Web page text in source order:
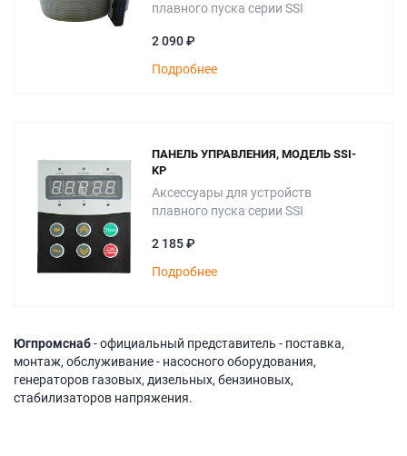
плавного пуска серии SSI
2 090 ₽
Подробнее
ПАНЕЛЬ УПРАВЛЕНИЯ, МОДЕЛЬ SSI-
KP
Аксессуары для устройств
плавного пуска серии SSI
2 185 ₽
Подробнее
Югпромснаб- официальный представитель - поставка,
монтаж, обслуживание - насосного оборудования,
генераторов газовых, дизельных, бензиновых,
стабилизаторов напряжения.